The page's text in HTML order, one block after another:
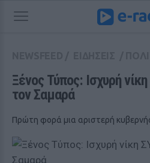
Ξένος Τύπος: Ισχυρή
τον Σαμαρά
Πρώτη φορά μια αριστερή